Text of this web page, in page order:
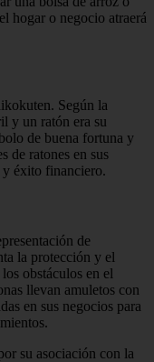
hogar o negocio atraerá
Según la
y un ratón era su
de buena fortuna y
de ratones en sus
y éxito financiero.
de
la protección y el
obstáculos en el
llevan amuletos con
en sus negocios para
su asociación con la